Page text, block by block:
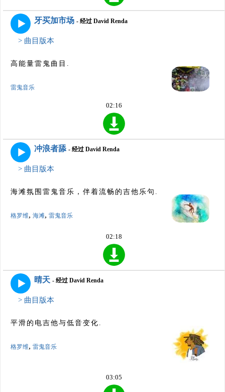
牙买加市场 - 经过 David Renda
> 曲目版本
高能量雷鬼曲目.
雷鬼音乐
02:16
冲浪者舔 - 经过 David Renda
> 曲目版本
海滩氛围雷鬼音乐，伴着流畅的吉他乐句.
格罗维, 海滩, 雷鬼音乐
02:18
晴天 - 经过 David Renda
> 曲目版本
平滑的电吉他与低音变化.
格罗维, 雷鬼音乐
03:05